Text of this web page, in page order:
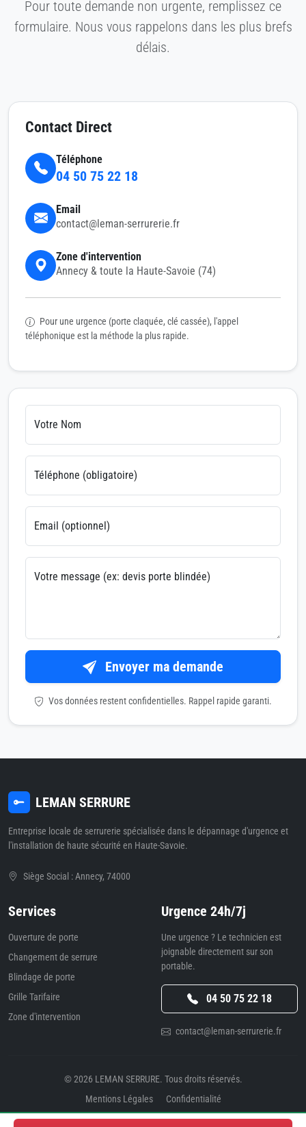
Pour toute demande non urgente, remplissez ce
formulaire. Nous vous rappelons dans les plus brefs
délais.
Contact Direct
Téléphone
04 50 75 22 18
Email
contact@leman-serrurerie.fr
Zone d'intervention
Annecy & toute la Haute-Savoie (74)
Pour une urgence (porte claquée, clé cassée), l'appel
téléphonique est la méthode la plus rapide.
Votre Nom
Téléphone (obligatoire)
Email (optionnel)
Votre message (ex: devis porte blindée)
Envoyer ma demande
Vos données restent confidentielles. Rappel rapide garanti.
LEMAN SERRURE
Entreprise locale de serrurerie spécialisée dans le dépannage d'urgence et
l'installation de haute sécurité en Haute-Savoie.
Siège Social : Annecy, 74000
Services
Ouverture de porte
Changement de serrure
Blindage de porte
Grille Tarifaire
Zone d'intervention
Urgence 24h/7j
Une urgence ? Le technicien est
joignable directement sur son
portable.
04 50 75 22 18
contact@leman-serrurerie.fr
© 2026 LEMAN SERRURE. Tous droits réservés.
Mentions Légales
Confidentialité